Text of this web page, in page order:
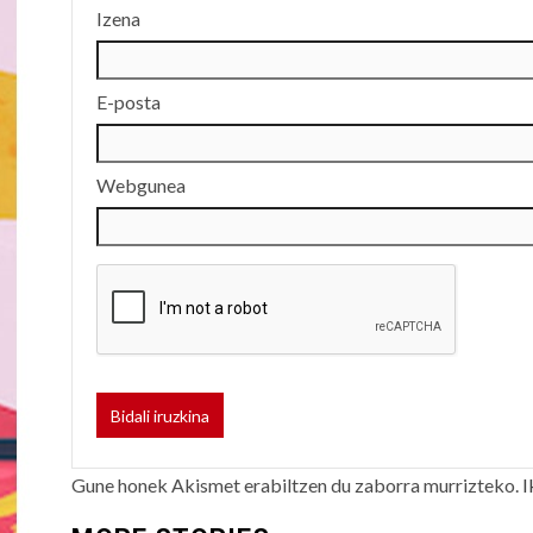
Izena
E-posta
Webgunea
Gune honek Akismet erabiltzen du zaborra murrizteko.